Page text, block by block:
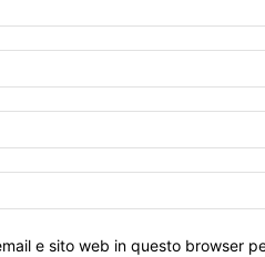
e sito web in questo browser